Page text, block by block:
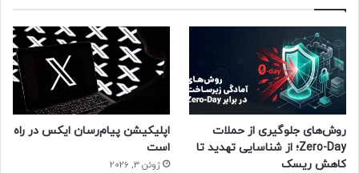
روش‌های جلوگیری از حملات
Zero-Day؛ از شناسایی تهدید تا
کاهش ریسک
اپلیکیشن پیام‌رسان ایکس در راه
است
ژوئن 3, 2026